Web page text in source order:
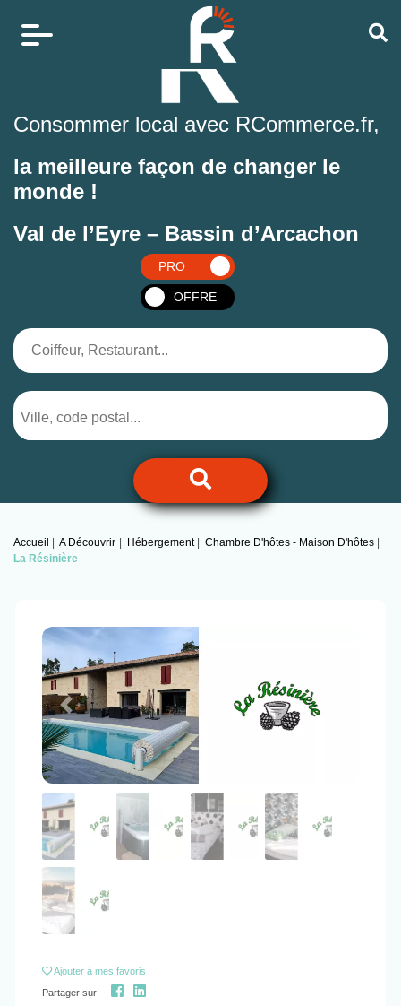
Consommer local avec RCommerce.fr,
la meilleure façon de changer le
monde !
Val de l’Eyre – Bassin d’Arcachon
PRO
OFFRE
Accueil A Découvrir Hébergement
Chambre D'hôtes - Maison D'hôtes
La Résinière
Previous
Ajouter à mes favoris
Partager sur